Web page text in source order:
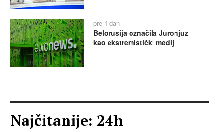
pre 1 dan
Belorusija označila Juronjuz
kao ekstremistički medij
Najčitanije: 24h